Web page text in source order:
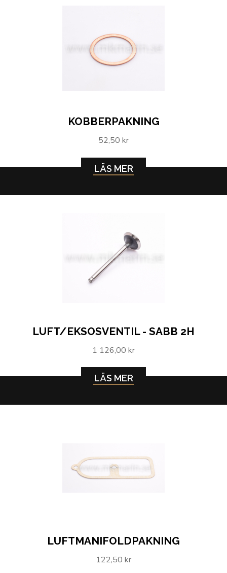
KOBBERPAKNING
52,50 kr
LÄS MER
LUFT/EKSOSVENTIL - SABB 2H
1 126,00 kr
LÄS MER
LUFTMANIFOLDPAKNING
122,50 kr